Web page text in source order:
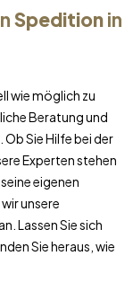
Speditionin
wie möglich zu
Beratung und
Sie Hilfe bei der
Experten stehen
eigenen
unsere
Lassen Sie sich
Sie heraus, wie